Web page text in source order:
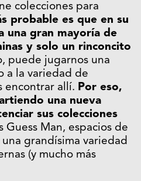
colecciones para
probable es que en su
una gran mayoría de
y solo un rinconcito
puede jugarnos una
a la variedad de
encontrar allí. Por eso,
una nueva
sus colecciones
Guess Man, espacios de
grandísima variedad
(y mucho más